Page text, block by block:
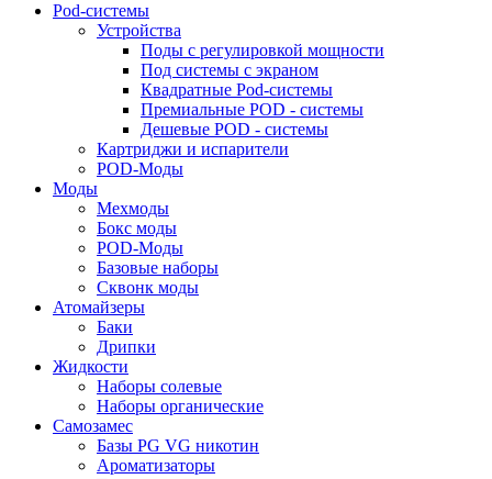
Pod-системы
Устройства
Поды с регулировкой мощности
Под системы с экраном
Квадратные Pod-системы
Премиальные POD - системы
Дешевые POD - системы
Картриджи и испарители
POD-Моды
Моды
Мехмоды
Бокс моды
POD-Моды
Базовые наборы
Сквонк моды
Атомайзеры
Баки
Дрипки
Жидкости
Наборы солевые
Наборы органические
Самозамес
Базы PG VG никотин
Ароматизаторы